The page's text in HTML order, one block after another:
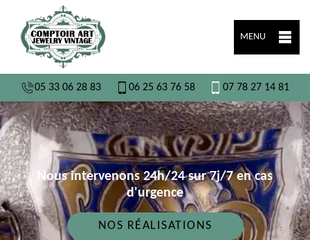
MENU
05 33 06 28 83 06 25 63 76 58 07 78 27 14 81
Nous intervenons 24h/24 sur 7j/7 en cas
d'urgence
NOS RÉALISATIONS